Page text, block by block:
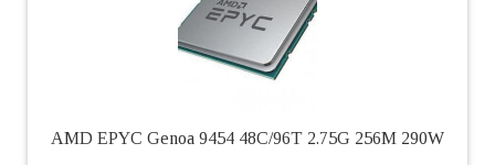
AMD EPYC Genoa 9454 48C/96T 2.75G 256M 290W